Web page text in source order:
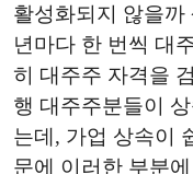
활성화되지 않을까
년마다 한 번씩 대
히 대주주 자격을
행 대주주분들이
는데, 가업 상속이
문에 이러한 부분